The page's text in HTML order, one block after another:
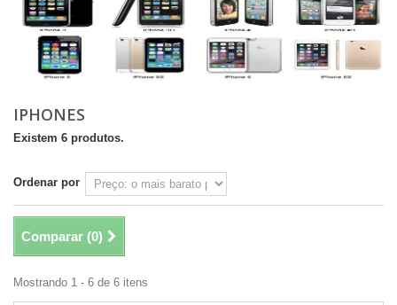
IPHONES
Existem 6 produtos.
Ordenar por
Comparar (0)
Mostrando 1 - 6 de 6 itens